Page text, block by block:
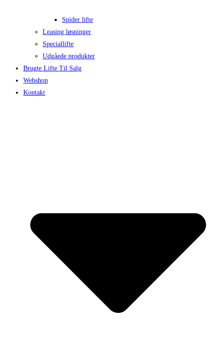
Spider lifte
Leasing løsninger
Speciallifte
Udgåede produkter
Brugte Lifte Til Salg
Webshop
Kontakt